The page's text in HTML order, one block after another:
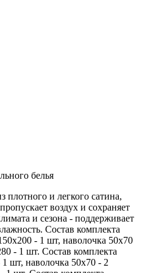
белья
плотного и легкого сатина,
воздух и сохраняет
и сезона - поддерживает
Состав комплекта
- 1 шт, наволочка 50х70
- 1 шт. Состав комплекта
шт, наволочка 50х70 - 2